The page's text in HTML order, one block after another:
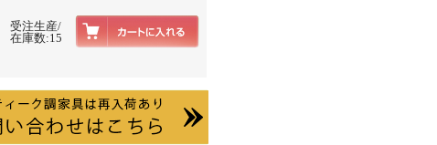
受注生産/
在庫数:15